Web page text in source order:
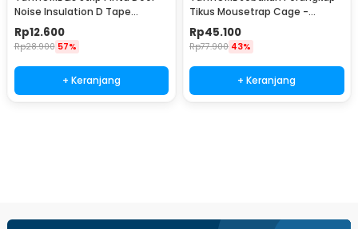
Noise Insulation D Tape
9x6mm 10M - KK-062
Rp12.600
Rp28.900 57%
+ Keranjang
Tikus Mousetrap Cage -
HU1999
Rp45.100
Rp77.900 43%
+ Keranjang